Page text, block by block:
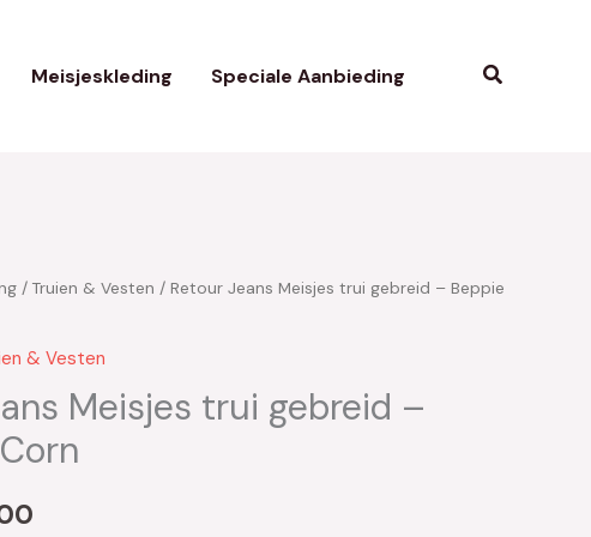
Meisjeskleding Speciale Aanbieding Zoeken
/ Truien & Vesten / Retour Jeans Meisjes trui gebreid – Beppie
& Vesten
Meisjes trui gebreid –
Huidige
prijs
is:
€15.00.